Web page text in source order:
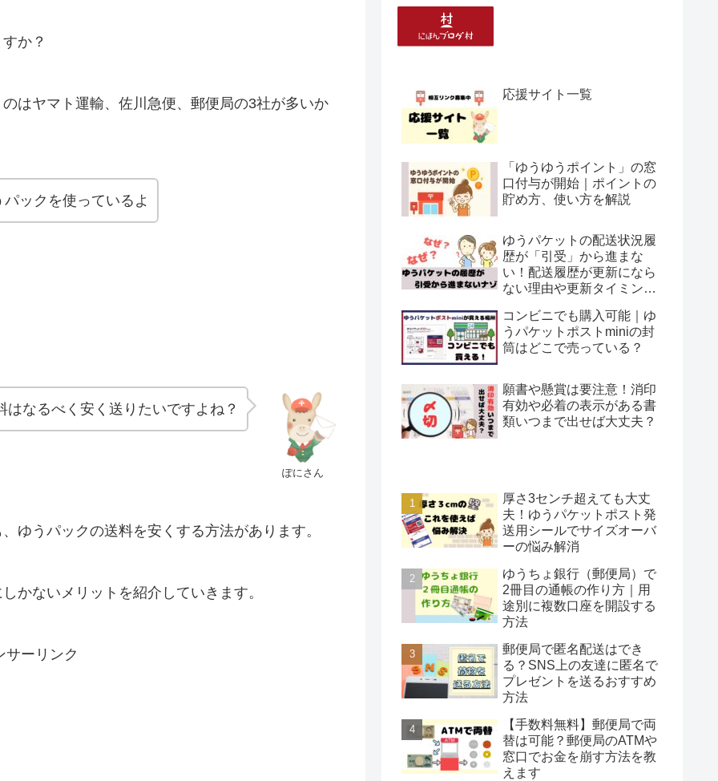
か？
はヤマト運輸、佐川急便、郵便局の3社が多いか
ックを使っているよ
ぽにさん
はなるべく安く送りたいですよね？
ゆうパックの送料を安くする方法があります。
かないメリットを紹介していきます。
サーリンク
応援サイト一覧
「ゆうゆうポイント」の窓
口付与が開始｜ポイントの
貯め方、使い方を解説
ゆうパケットの配送状況履
歴が「引受」から進まな
い！配送履歴が更新になら
ない理由や更新タイミング
コンビニでも購入可能｜ゆ
うパケットポストminiの封
筒はどこで売っている？
願書や懸賞は要注意！消印
有効や必着の表示がある書
類いつまで出せば大丈夫？
厚さ3センチ超えても大丈
夫！ゆうパケットポスト発
送用シールでサイズオーバ
ーの悩み解消
ゆうちょ銀行（郵便局）で
2冊目の通帳の作り方｜用
途別に複数口座を開設する
方法
郵便局で匿名配送はでき
る？SNS上の友達に匿名で
プレゼントを送るおすすめ
方法
【手数料無料】郵便局で両
替は可能？郵便局のATMや
窓口でお金を崩す方法を教
えます